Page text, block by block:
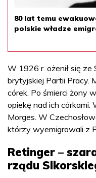
80 lat temu
polskie władze
W 1926 r. ożenił się ze
brytyjskiej Partii Pracy.
córek. Po śmierci żony
opiekę nad ich córkami.
Morges. W
którzy wyemigrowali z
Retinger –
rządu